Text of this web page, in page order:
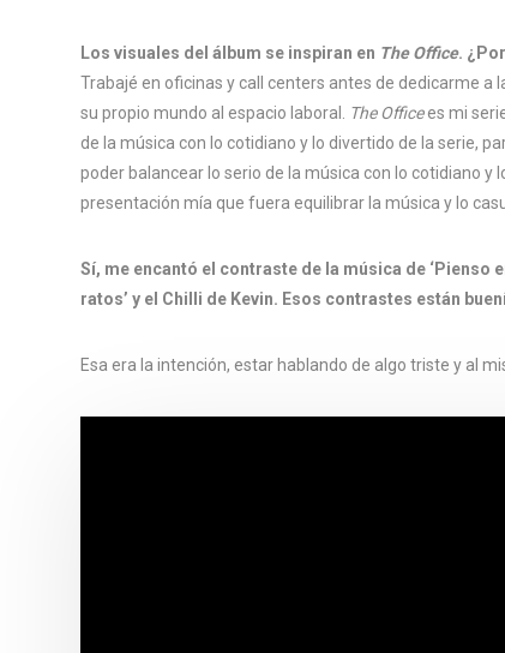
Los visuales del álbum se inspiran en The Office.
Trabajé en oficinas y call centers antes de dedicarme
su propio mundo al espacio laboral.
The Officees mi
de la música con lo cotidiano y lo divertido de la serie,
poder balancear lo serio de la música con lo cotidiano
presentación mía que fuera equilibrar la música y lo
Sí, me encantó el contraste de la música de ‘Pienso
ratos’ y el Chilli de Kevin. Esos contrastes están
Esa era la intención, estar hablando de algo triste y al